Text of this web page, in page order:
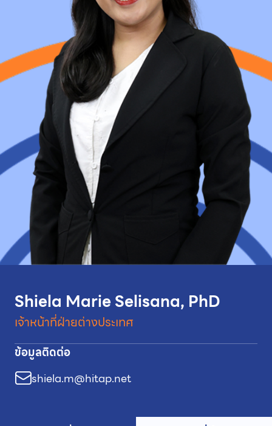
Shiela Marie Selisana, PhD
เจ้าหน้าที่ฝ่ายต่างประเทศ
ข้อมูลติดต่อ
shiela.m@hitap.net